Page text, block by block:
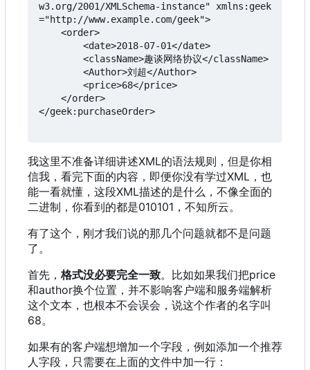
w3.org/2001/XMLSchema-instance" xmlns:geek
="http://www.example.com/geek">
</geek:purchaseOrder>
我这里不准备详细讲述XML的语法规则 ， 但是你相
信我 ， 看完下面的内容 ， 即便你没有学过XML ， 也
能一看就懂 ， 这段XML描述的是什么 ， 不像全面的
二进制 ， 你看到的都是010101 ， 不知所云。
有了这个，刚才我们说的那几个问题就都不是问题
了。
首先， 格式没必要完全一致。比如如果我们把price
和author换个位置 ， 并不影响客户端和服务端解析
这个文本 ， 也根本不会误会 ， 说这个作者的名字叫
68。
如果有的客户端想增加一个字段，例如添加一个推荐
人字段，只需要在上面的文件中加一行：